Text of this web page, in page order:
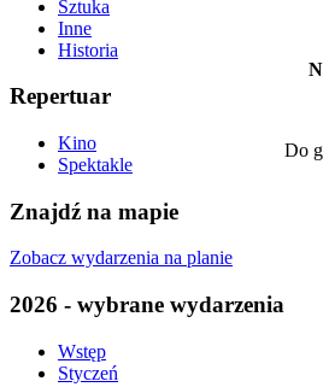
Sztuka
Inne
Historia
Repertuar
Kino
Spektakle
Znajdź na mapie
Zobacz wydarzenia na planie
2026 - wybrane wydarzenia
Wstęp
Styczeń
Do